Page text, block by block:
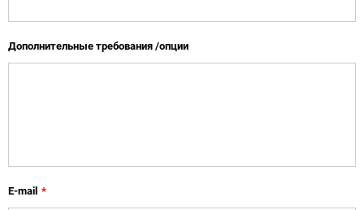
Дополнительные требования /опции
E-mail *